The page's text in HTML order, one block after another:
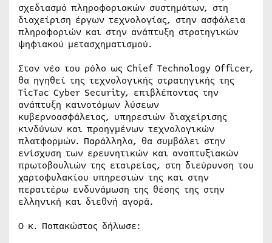
σχεδιασμό πληροφοριακών συστημάτων, στη
διαχείριση έργων τεχνολογίας, στην ασφάλεια
πληροφοριών και στην ανάπτυξη στρατηγικών
ψηφιακού μετασχηματισμού.
Στον νέο του ρόλο ως Chief Technology Officer,
θα ηγηθεί της τεχνολογικής στρατηγικής της
TicTac Cyber Security, επιβλέποντας την
ανάπτυξη καινοτόμων λύσεων
κυβερνοασφάλειας, υπηρεσιών διαχείρισης
κινδύνων και προηγμένων τεχνολογικών
πλατφορμών. Παράλληλα, θα συμβάλει στην
ενίσχυση των ερευνητικών και αναπτυξιακών
πρωτοβουλιών της εταιρείας, στη διεύρυνση του
χαρτοφυλακίου υπηρεσιών της και στην
περαιτέρω ενδυνάμωση της θέσης της στην
ελληνική και διεθνή αγορά.
Ο κ. Παπακώστας δήλωσε: